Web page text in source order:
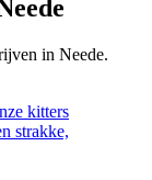
in Neede.
kitters
strakke,